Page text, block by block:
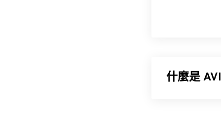
什麼是